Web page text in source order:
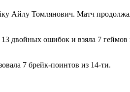
Айлу Томлянович. Матч
двойных ошибок и взяла 7
7 брейк-поинтов из 14-ти.